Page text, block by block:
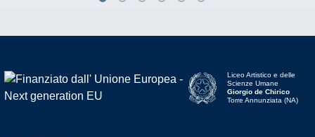
Liceo Artistico e delle
Scienze Umane
Giorgio de Chirico
Torre Annunziata (NA)